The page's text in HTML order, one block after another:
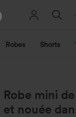
Robes Shorts
Robe mini
et nouée